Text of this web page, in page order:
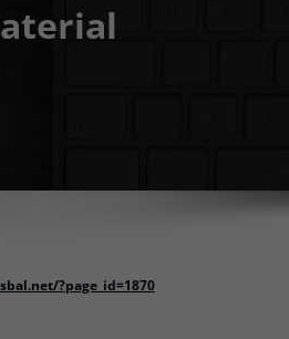
?page_id=1870